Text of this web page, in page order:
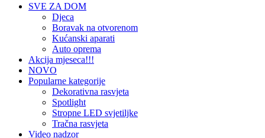
SVE ZA DOM
Djeca
Boravak na otvorenom
Kućanski aparati
Auto oprema
Akcija mjeseca!!!
NOVO
Popularne kategorije
Dekorativna rasvjeta
Spotlight
Stropne LED svjetiljke
Tračna rasvjeta
Video nadzor